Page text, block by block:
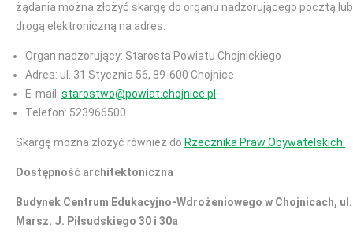
żądania można złożyć skargę do organu nadzorującego pocztą lub
drogą elektroniczną na adres:
Organ nadzorujący: Starosta Powiatu Chojnickiego
Adres: ul. 31 Stycznia 56, 89-600 Chojnice
E-mail: starostwo@powiat.chojnice.pl
Telefon: 523966500
Skargę można złożyć również do Rzecznika Praw Obywatelskich.
Dostępność architektoniczna
Budynek Centrum Edukacyjno-Wdrożeniowego w Chojnicach, ul.
Marsz. J. Piłsudskiego 30 i 30a